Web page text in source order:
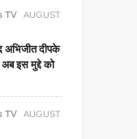
TV
AUGUST
अभिजीत दीपके
इस मुद्दे को
TV
AUGUST